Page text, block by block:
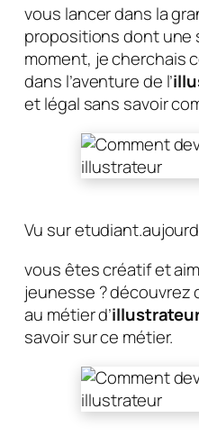
vous lancer dans la
propositions dont une
moment, je cherchais
dans l’aventure de l’
et légal sans savoir
Vu sur
vous êtes créatif et
jeunesse ? découvrez
au métier d’
savoir sur ce métier.